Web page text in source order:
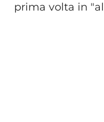
prima volta in